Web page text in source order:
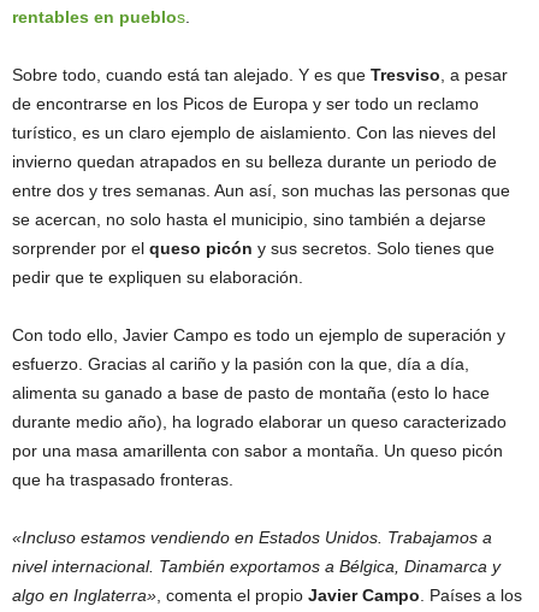
rentables en pueblos.
Sobre todo, cuando está tan alejado. Y es que Tresviso, a pesar
de encontrarse en los Picos de Europa y ser todo un reclamo
turístico, es un claro ejemplo de aislamiento. Con las nieves del
invierno quedan atrapados en su belleza durante un periodo de
entre dos y tres semanas. Aun así, son muchas las personas que
se acercan, no solo hasta el municipio, sino también a dejarse
sorprender por el queso picón y sus secretos. Solo tienes que
pedir que te expliquen su elaboración.
Con todo ello, Javier Campo es todo un ejemplo de superación y
esfuerzo. Gracias al cariño y la pasión con la que, día a día,
alimenta su ganado a base de pasto de montaña (esto lo hace
durante medio año), ha logrado elaborar un queso caracterizado
por una masa amarillenta con sabor a montaña. Un queso picón
que ha traspasado fronteras.
«Incluso estamos vendiendo en Estados Unidos. Trabajamos a
nivel internacional. También exportamos a Bélgica, Dinamarca y
algo en Inglaterra», comenta el propio Javier Campo. Países a los